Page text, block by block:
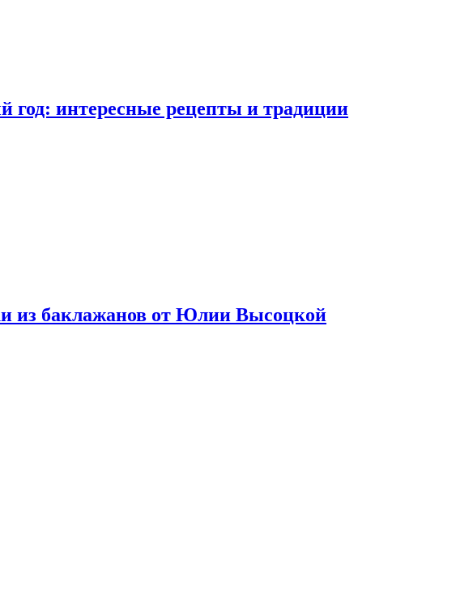
год: интересные рецепты и традиции
из баклажанов от Юлии Высоцкой